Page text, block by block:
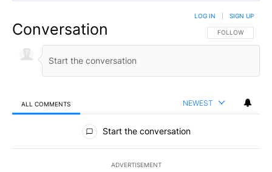
Conversation FOLLOW THIS
FOLLOW
LOG IN SIGN UP
ALL COMMENTS NEWEST
All Comments
Start the conversation
ADVERTISEMENT